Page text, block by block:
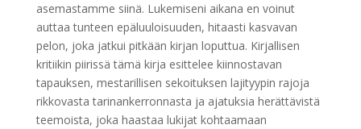
asemastamme siinä. Lukemiseni aikana en voinut
auttaa tunteen epäluuloisuuden, hitaasti kasvavan
pelon, joka jatkui pitkään kirjan loputtua. Kirjallisen
kritiikin piirissä tämä kirja esittelee kiinnostavan
tapauksen, mestarillisen sekoituksen lajityypin rajoja
rikkovasta tarinankerronnasta ja ajatuksia herättävistä
teemoista, joka haastaa lukijat kohtaamaan